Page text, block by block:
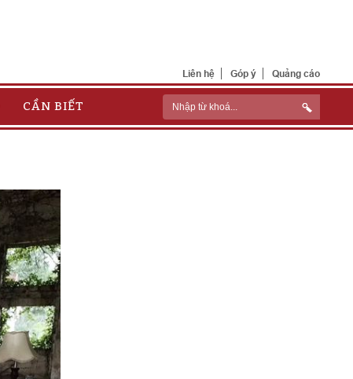
Liên hệ Góp ý Quảng cáo
CẦN BIẾT